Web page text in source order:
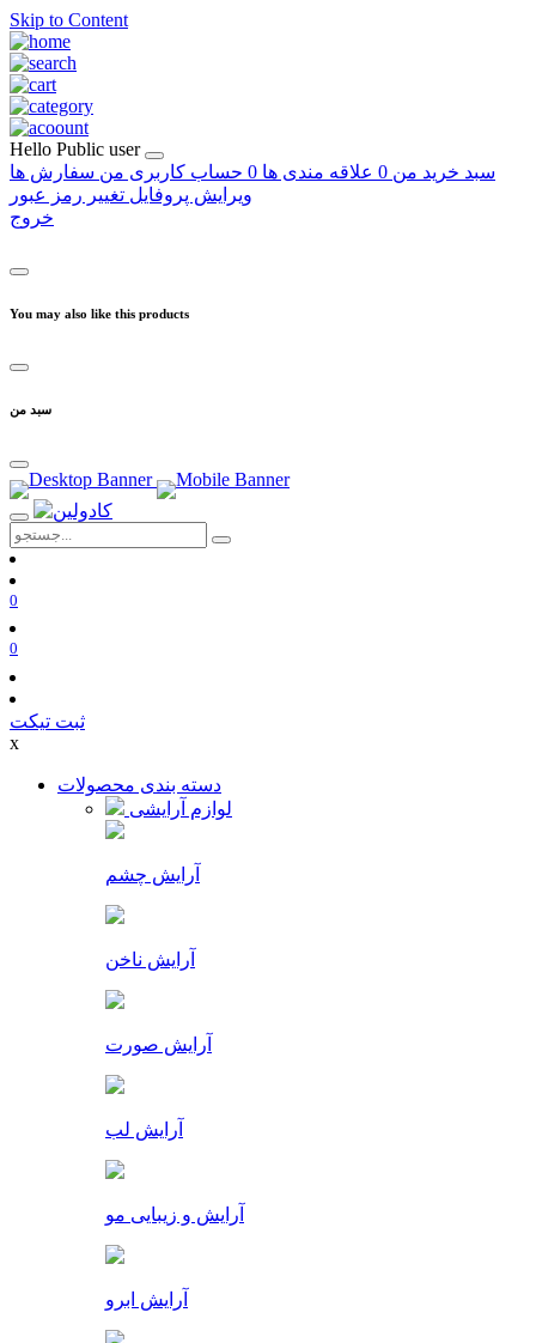
Skip to Content
Hello Public user
سبد خرید من 0 علاقه مندی ها 0 حساب کاربری من سفارش ها
ویرایش پروفایل تغییر رمز عبور
خروج
You may also like this products
سبد من
0
0
ثبت تیکت
x
دسته بندی محصولات
لوازم آرایشی
آرایش چشم
آرایش ناخن
آرایش صورت
آرایش لب
آرایش و زیبایی مو
آرایش ابرو